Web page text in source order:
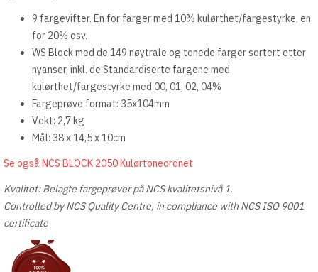
9 fargevifter. En for farger med 10% kulørthet/fargestyrke, en
for 20% osv.
WS Block med de 149 nøytrale og tonede farger sortert etter
nyanser, inkl. de Standardiserte fargene med
kulørthet/fargestyrke med 00, 01, 02, 04%
Fargeprøve format: 35x104mm
Vekt: 2,7 kg
Mål: 38 x 14,5 x 10cm
Se også NCS BLOCK 2050 Kulørtoneordnet
Kvalitet: Belagte fargeprøver på NCS kvalitetsnivå 1.
Controlled by NCS Quality Centre, in compliance with NCS ISO 9001
certificate